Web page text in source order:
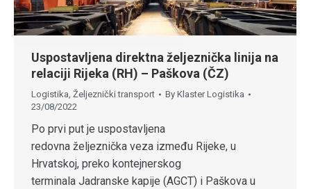
Uspostavljena direktna željeznička linija na
relaciji Rijeka (RH) – Paškova (ČZ)
Logistika, Željeznički transport By Klaster Logistika
23/08/2022
Po prvi put je uspostavljena
redovna željeznička veza između Rijeke, u
Hrvatskoj, preko kontejnerskog
terminala Jadranske kapije (AGCT) i Paškova u